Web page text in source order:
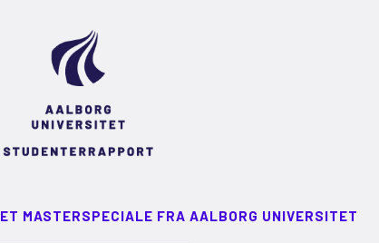
ET MASTERSPECIALE FRA AALBORG UNIVERSITET